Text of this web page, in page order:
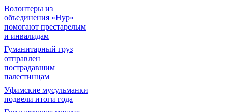
Волонтеры из
объединения «Нур»
помогают престарелым
и инвалидам
Гуманитарный груз
отправлен
пострадавшим
палестинцам
Уфимские мусульманки
подвели итоги года